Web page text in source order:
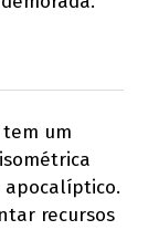
um
recursos